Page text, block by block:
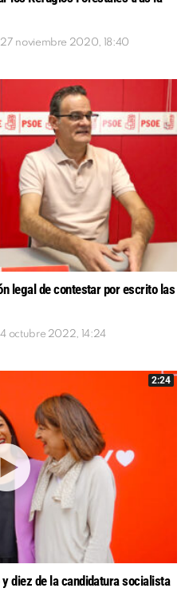
27 noviembre 2020, 18:40
legal de contestar por escrito las
4 octubre 2022, 14:24
2:24
diez de la candidatura socialista